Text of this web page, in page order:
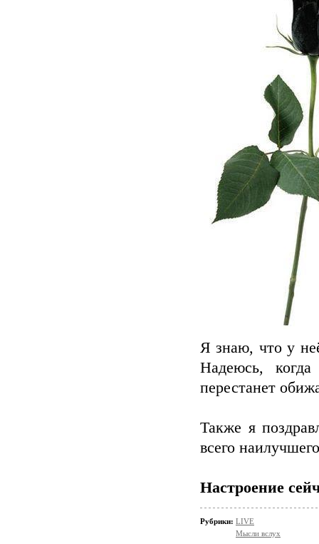
Я знаю, что у
Надеюсь,
перестанет
Также я
всего
Настроение
Рубрики: LIVE
Мысли вслух